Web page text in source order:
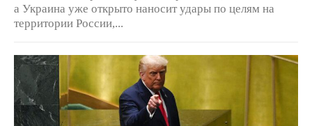
а Украина уже открыто наносит удары по целям на
территории России,...